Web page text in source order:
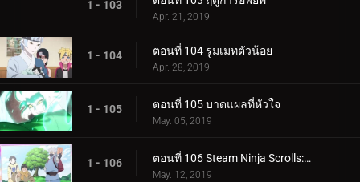
1 - 103
Apr. 21, 2019
1 - 104 ตอนที่ 104 รูมเมทตัวน้อย
Apr. 28, 2019
1 - 105 ตอนที่ 105 บาดแผลที่หัวใจ
May. 05, 2019
1 - 106 ตอนที่ 106 Steam Ninja Scrolls: ภารกิจระดับ S!
May. 12, 2019